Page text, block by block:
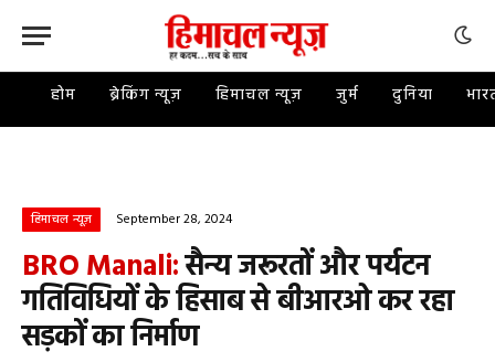
होम ब्रेकिंग न्यूज़ हिमाचल न्यूज़ जुर्म दुनिया
हिमाचल न्यूज़ September 28, 2024
BRO Manali:सैन्य जरूरतों और पर्यटन
गतिविधियों के हिसाब से बीआरओ कर रहा
सड़कों का निर्माण